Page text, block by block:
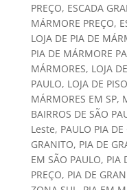
PREÇO, ESCADA
MÁRMORE PREÇO,
LOJA DE PIA DE
PIA DE MÁRMORE
MÁRMORES, LOJA
PAULO, LOJA DE
MÁRMORES EM SP,
BAIRROS DE SÃO
Leste, PAULO PIA
GRANITO, PIA DE
EM SÃO PAULO, PIA
PREÇO, PIA DE